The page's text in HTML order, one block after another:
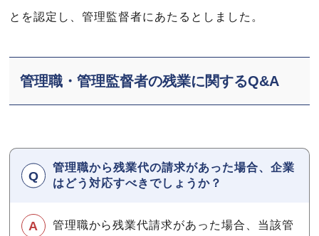
とを認定し、管理監督者にあたるとしました。
管理職・管理監督者の残業に関するQ&A
管理職から残業代の請求があった場合、企業
はどう対応すべきでしょうか？
管理職から残業代請求があった場合、当該管